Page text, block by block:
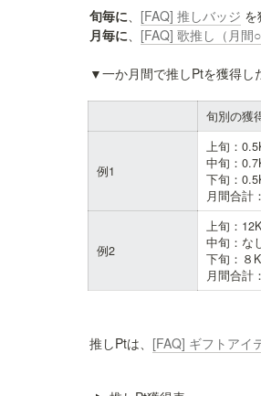
旬毎に、 [FAQ] 推しバッジ
月毎に、 [FAQ] 歌推し（月間
▼一か月間で推しPtを獲得し
旬別の獲
例1
上旬：
中旬：
下旬：
月間合計：
例2
上旬：12K
中旬：な
下旬：８K
月間合計
推しPtは、 [FAQ] ギフトアイ